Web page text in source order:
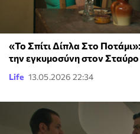
«Το Σπίτι Δίπλα Στο
την εγκυμοσύνη στον Σταύρο
Life 13.05.2026 22:34